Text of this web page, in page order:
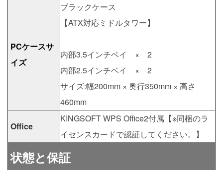
PCケースサ
イズ
ブラックケース
【ATX対応ミドルタワー】
内部3.5インチベイ × 2
内部2.5インチベイ × 2
サイズ:幅200mm × 奥行350mm × 高さ
460mm
Office
KINGSOFT WPS Office2付属【※同梱のラ
イセンスカードで認証してください。】
状態と保証